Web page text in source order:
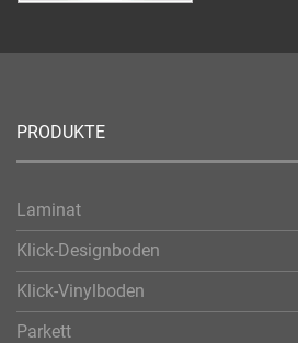
PRODUKTE
Laminat
Klick-Designboden
Klick-Vinylboden
Parkett